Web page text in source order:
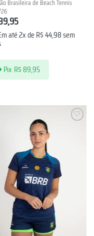
Brasileira de Beach Tennis
até 2x de R$44,98sem
Pix R$89,95